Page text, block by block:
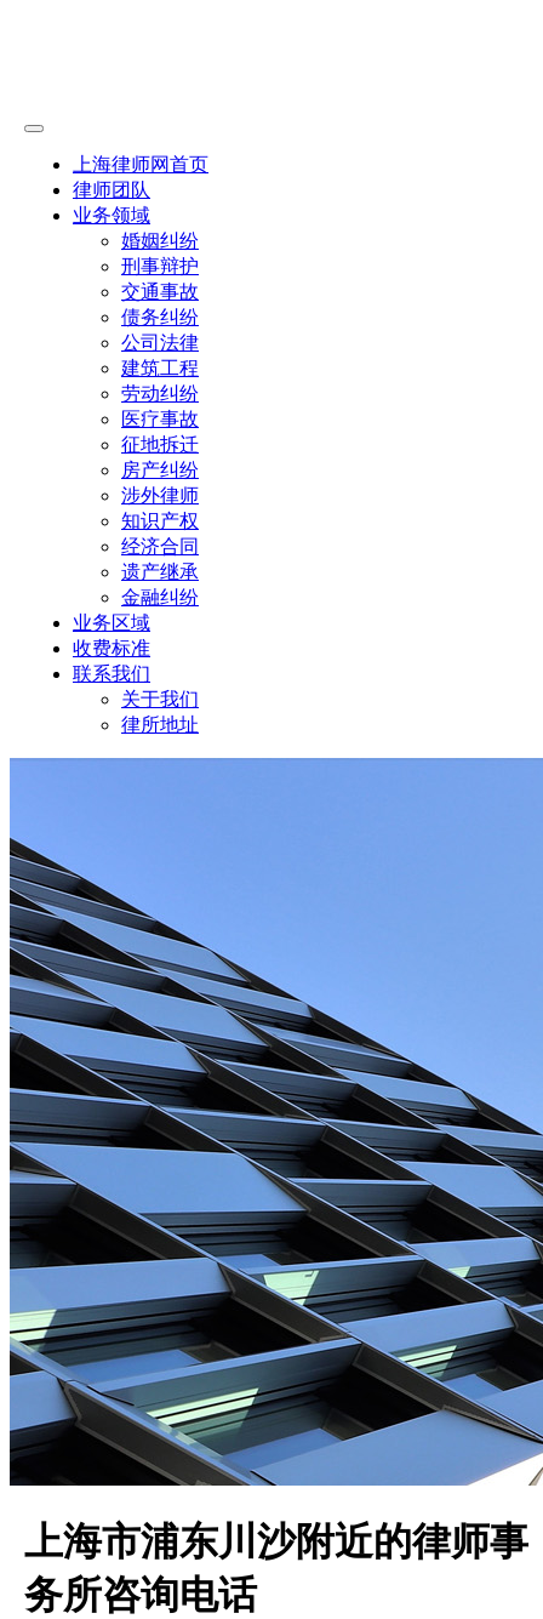
上海律师网首页
律师团队
业务领域
婚姻纠纷
刑事辩护
交通事故
债务纠纷
公司法律
建筑工程
劳动纠纷
医疗事故
征地拆迁
房产纠纷
涉外律师
知识产权
经济合同
遗产继承
金融纠纷
业务区域
收费标准
联系我们
关于我们
律所地址
上海市浦东川沙附近的律师事
务所咨询电话